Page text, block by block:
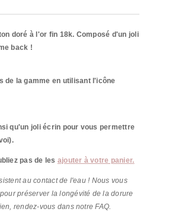
doré à l'or fin 18k. Composé d'un joli
back !
de la gamme en utilisant l'icône
qu'un joli écrin pour vous permettre
pas de les ajouter à votre panier.
au contact de l'eau ! Nous vous
préserver la longévité de la dorure
rendez-vous dans notre FAQ.